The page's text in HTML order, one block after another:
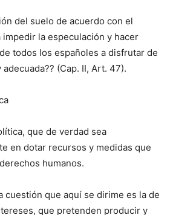
del suelo de acuerdo con el
la especulación y hacer
todos los españoles a disfrutar de
(Cap. II, Art. 47).
que de verdad sea
en dotar recursos y medidas que
humanos.
cuestión que aquí se dirime es la de
que pretenden producir y